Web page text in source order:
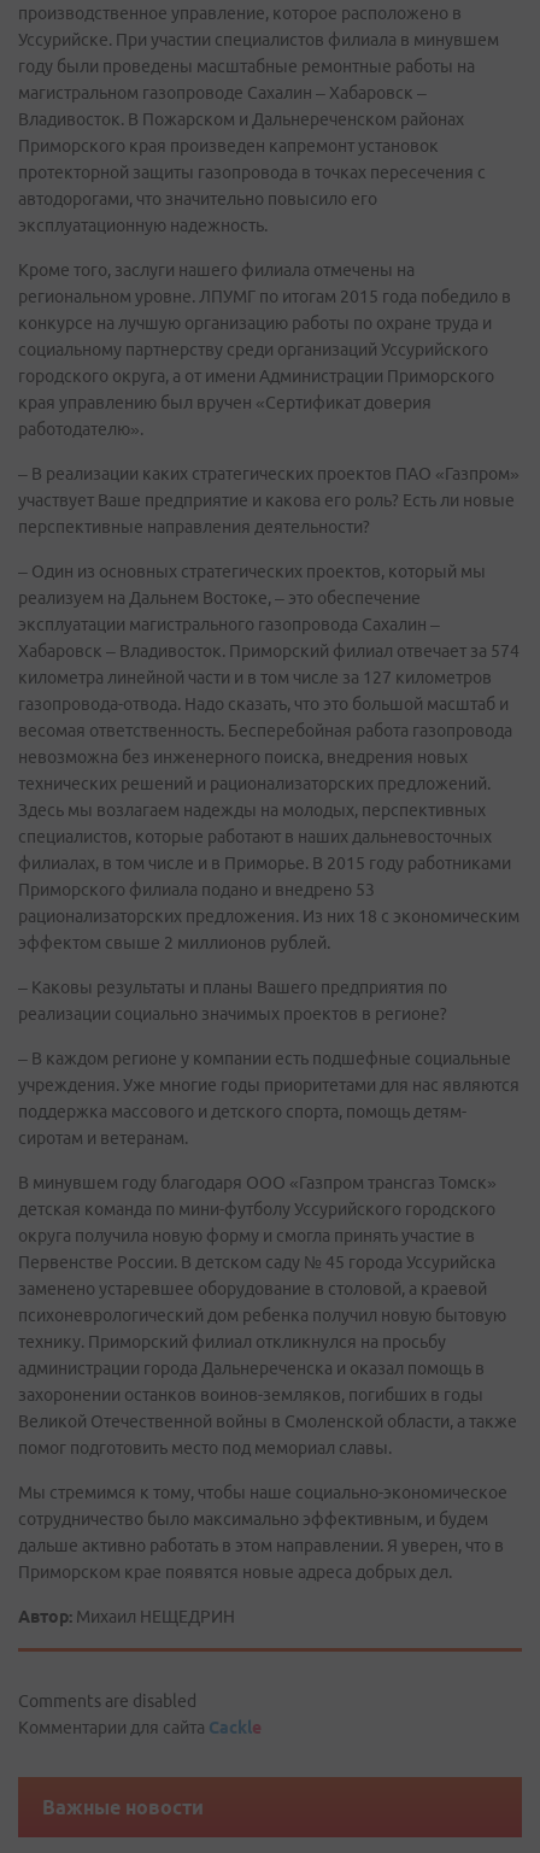
производственное управление, которое расположено в
Уссурийске. При участии специалистов филиала в минувшем
году были проведены масштабные ремонтные работы на
магистральном газопроводе Сахалин – Хабаровск –
Владивосток. В Пожарском и Дальнереченском районах
Приморского края произведен капремонт установок
протекторной защиты газопровода в точках пересечения с
автодорогами, что значительно повысило его
эксплуатационную надежность.
Кроме того, заслуги нашего филиала отмечены на
региональном уровне. ЛПУМГ по итогам 2015 года победило в
конкурсе на лучшую организацию работы по охране труда и
социальному партнерству среди организаций Уссурийского
городского округа, а от имени Администрации Приморского
края управлению был вручен «Сертификат доверия
работодателю».
– В реализации каких стратегических проектов ПАО «Газпром»
участвует Ваше предприятие и какова его роль? Есть ли новые
перспективные направления деятельности?
– Один из основных стратегических проектов, который мы
реализуем на Дальнем Востоке, – это обеспечение
эксплуатации магистрального газопровода Сахалин –
Хабаровск – Владивосток. Приморский филиал отвечает за 574
километра линейной части и в том числе за 127 километров
газопровода-отвода. Надо сказать, что это большой масштаб и
весомая ответственность. Бесперебойная работа газопровода
невозможна без инженерного поиска, внедрения новых
технических решений и рационализаторских предложений.
Здесь мы возлагаем надежды на молодых, перспективных
специалистов, которые работают в наших дальневосточных
филиалах, в том числе и в Приморье. В 2015 году работниками
Приморского филиала подано и внедрено 53
рационализаторских предложения. Из них 18 с экономическим
эффектом свыше 2 миллионов рублей.
– Каковы результаты и планы Вашего предприятия по
реализации социально значимых проектов в регионе?
– В каждом регионе у компании есть подшефные социальные
учреждения. Уже многие годы приоритетами для нас являются
поддержка массового и детского спорта, помощь детям-
сиротам и ветеранам.
В минувшем году благодаря ООО «Газпром трансгаз Томск»
детская команда по мини-футболу Уссурийского городского
округа получила новую форму и смогла принять участие в
Первенстве России. В детском саду № 45 города Уссурийска
заменено устаревшее оборудование в столовой, а краевой
психоневрологический дом ребенка получил новую бытовую
технику. Приморский филиал откликнулся на просьбу
администрации города Дальнереченска и оказал помощь в
захоронении останков воинов-земляков, погибших в годы
Великой Отечественной войны в Смоленской области, а также
помог подготовить место под мемориал славы.
Мы стремимся к тому, чтобы наше социально-экономическое
сотрудничество было максимально эффективным, и будем
дальше активно работать в этом направлении. Я уверен, что в
Приморском крае появятся новые адреса добрых дел.
Автор: Михаил НЕЩЕДРИН
Comments are disabled
Комментарии для сайта Cackle
Важные новости